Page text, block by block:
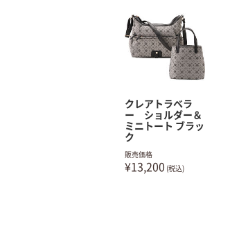
クレアトラベラ
ー ショルダー＆
ミニトート ブラッ
ク
販売価格
¥13,200 (税込)